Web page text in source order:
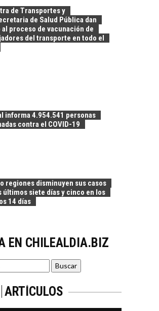
de Transportes y
de Salud Pública dan
proceso de vacunación de
del transporte en todo el
informa 4.954.541 personas
contra el COVID-19
regiones disminuyen sus casos
últimos siete días y cinco en los
14 días
EN CHILEALDIA.BIZ
ARTÍCULOS
TURISMO EN EL
DESIERTO DE
ATACAMA:
OPORTUNIDADES
FRENTE AL DESAFÍO
DE LA
SOSTENIBILIDAD
EN CHILE:
OPORTUNIDADES
PARA STARTUPS Y
Chile: motor de
startups…
EL IMPACTO DEL
TIPO DE CAMBIO EN
CHILENAS
El tipo de cambio